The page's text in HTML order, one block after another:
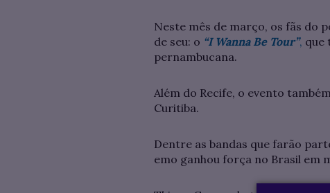
Neste mês de março, os fãs do
de seu: o “I Wanna Be Tour”, que
pernambucana.
Além do Recife, o evento
Curitiba.
Dentre as bandas que farão
emo ganhou força no Brasil em